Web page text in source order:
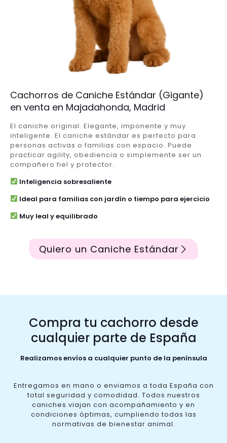
Cachorros de Caniche Estándar (Gigante)
en venta en Majadahonda, Madrid
El caniche original. Elegante, imponente y muy
inteligente. El caniche estándar es perfecto para
personas activas o familias con espacio. Puede
practicar agility, obediencia o simplemente ser un
compañero fiel y protector.
Inteligencia sobresaliente
Ideal para familias con jardín o tiempo para ejercicio
Muy leal y equilibrado
Quiero un Caniche Estándar
Compra tu cachorro desde
cualquier parte de España
Realizamos envíos a cualquier punto de la península
Entregamos en mano o enviamos a toda España con
total seguridad y comodidad. Todos nuestros
caniches viajan con acompañamiento y en
condiciones óptimas, cumpliendo todas las
normativas de bienestar animal.